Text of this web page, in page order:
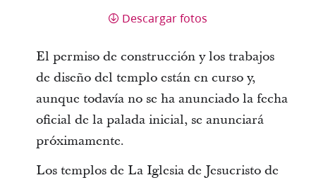
Descargar fotos
El permiso de construcción y los trabajos
de diseño del templo están en curso y,
aunque todavía no se ha anunciado la fecha
oficial de la palada inicial, se anunciará
próximamente.
Los templos de La Iglesia de Jesucristo de